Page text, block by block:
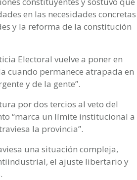
en las necesidades concretas
y la reforma de la constitución
Electoral vuelve a poner en
cuando permanece atrapada en
y de la gente”.
por dos tercios al veto del
“marca un límite institucional a
la provincia”.
una situación compleja,
el ajuste libertario y